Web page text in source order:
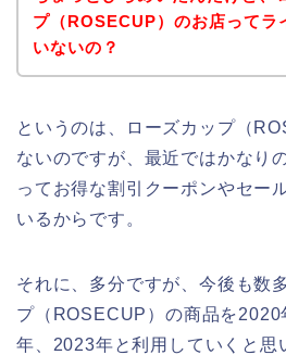
プ（ROSECUP）のお店ってラ
いないの？
というのは、ローズカップ（
ないのですが、最近ではかなり
ってお得な割引クーポンやセー
いるからです。
それに、多分ですが、今後も数
プ（ROSECUP）の商品を
年、2023年と利用していくと思